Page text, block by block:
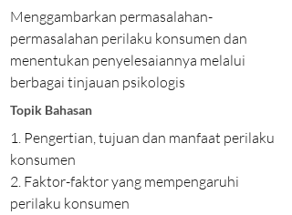
Menggambarkan permasalahan-
permasalahan perilaku konsumen dan
menentukan penyelesaiannya melalui
berbagai tinjauan psikologis
Topik Bahasan
1. Pengertian, tujuan dan manfaat perilaku
konsumen
2. Faktor-faktor yang mempengaruhi
perilaku konsumen